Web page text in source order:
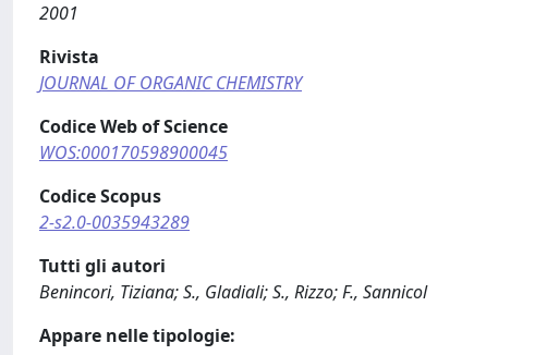
2001
Rivista
JOURNAL OF ORGANIC CHEMISTRY
Codice Web of Science
WOS:000170598900045
Codice Scopus
2-s2.0-0035943289
Tutti gli autori
Benincori, Tiziana; S., Gladiali; S., Rizzo; F., Sannicol
Appare nelle tipologie: